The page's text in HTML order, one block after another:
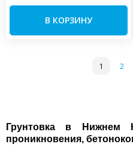
В КОРЗИНУ
1 2
Грунтовка в Нижнем
проникновения,